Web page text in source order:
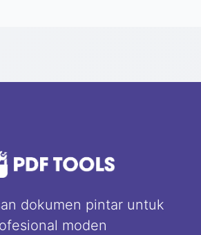
dokumen pintar untuk
moden